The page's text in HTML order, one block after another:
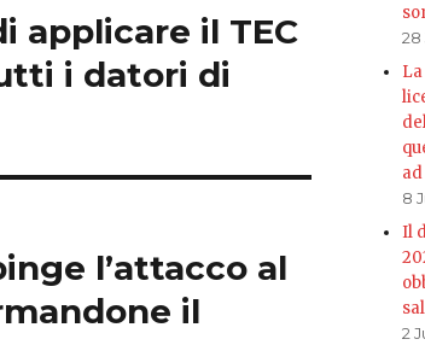
applicare il TEC
i datori di
l’attacco al
il
28
8
Il
2